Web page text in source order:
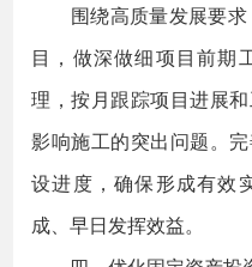
围绕高质量发展要求
目，做深做细项目前期
理，按月跟踪项目进展
影响施工的突出问题。
设进度，确保形成有效
成、早日发挥效益。